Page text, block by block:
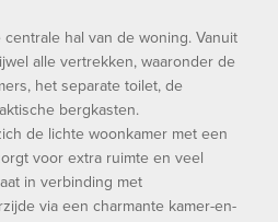
hal van de woning. Vanuit
alle vertrekken, waaronder de
het separate toilet, de
bergkasten.
de lichte woonkamer met een
voor extra ruimte en veel
in verbinding met
via een charmante kamer-en-